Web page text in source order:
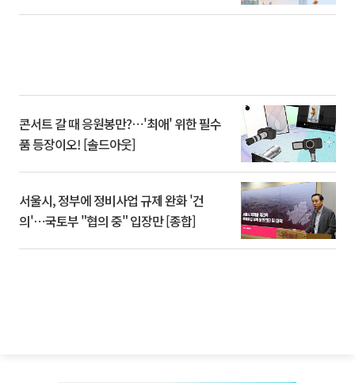
콘서트 갈 때 응원봉만?⋯'최애' 위한 필수
품 등장이오! [솔드아웃]
서울시, 정부에 정비사업 규제 완화 '건
의'⋯국토부 "협의 중" 입장만 [종합]